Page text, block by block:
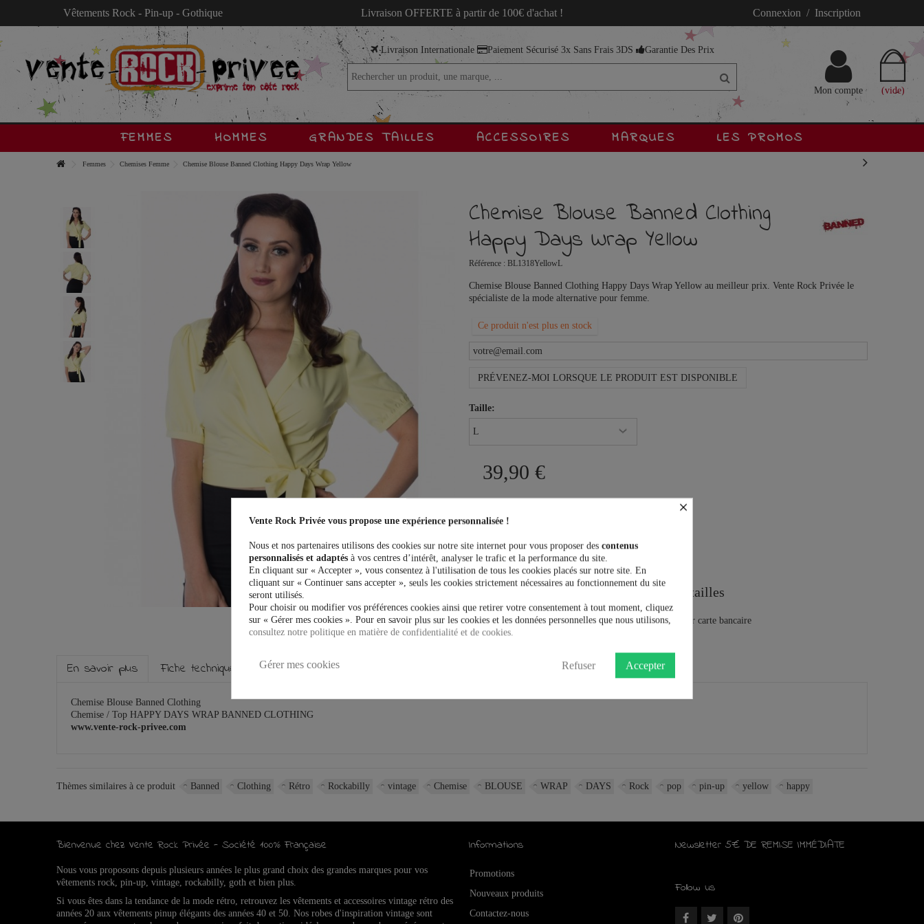
Vêtements Rock - Pin-up - Gothique Livraison OFFERTE à partir de 100€ d'achat ! Connexion / Inscription
Livraison Internationale Paiement Sécurisé 3x Sans Frais 3DS Garantie Des Prix
(vide)
Mon compte
FEMMES HOMMES GRANDES TAILLES ACCESSOIRES MARQUES LES PROMOS
Femmes Chemises Femme Chemise Blouse Banned Clothing Happy Days Wrap Yellow
Chemise Blouse Banned Clothing
Happy Days Wrap Yellow
Référence : BL1318YellowL
Chemise Blouse Banned Clothing Happy Days Wrap Yellow au meilleur prix. Vente Rock Privée le
spécialiste de la mode alternative pour femme.
Ce produit n'est plus en stock
PRÉVENEZ-MOI LORSQUE LE PRODUIT EST DISPONIBLE
Taille:
39,90 €
Plus que100,00 €et la livraison est offerte !
Guide des tailles
En savoir plus Fiche technique Marque
Chemise Blouse Banned Clothing
Chemise / Top HAPPY DAYS WRAP BANNED CLOTHING
www.vente-rock-privee.com
Thèmes similaires à ce produit Banned Clothing Rétro Rockabilly vintage Chemise BLOUSE WRAP DAYS Rock pop pin-up yellow happy
Bienvenue chez Vente Rock Privée - Société 100% Française
Nous vous proposons depuis plusieurs années le plus grand choix des grandes marques pour vos
vêtements rock, pin-up, vintage, rockabilly, goth et bien plus.
Si vous êtes dans la tendance de la mode rétro, retrouvez les vêtements et accessoires vintage rétro des
années 20 aux vêtements pinup élégants des années 40 et 50.Nos robes d'inspiration vintage sont
Informations
Promotions
Nouveaux produits
Contactez-nous
Newsletter 5€ DE REMISE IMMÉDIATE
Follow us
×
Vente Rock Privée vous propose une expérience personnalisée !
Nous et nos partenaires utilisons des cookies sur notre site internet pour vous proposer des contenus
personnalisés et adaptés à vos centres d’intérêt, analyser le trafic et la performance du site.
En cliquant sur « Accepter », vous consentez à l'utilisation de tous les cookies placés sur notre site. En
cliquant sur « Continuer sans accepter », seuls les cookies strictement nécessaires au fonctionnement du site
seront utilisés.
Pour choisir ou modifier vos préférences cookies ainsi que retirer votre consentement à tout moment, cliquez
sur « Gérer mes cookies ». Pour en savoir plus sur les cookies et les données personnelles que nous utilisons,
consultez notre politique en matière de confidentialité et de cookies.
Accepter
Refuser
Gérer mes cookies